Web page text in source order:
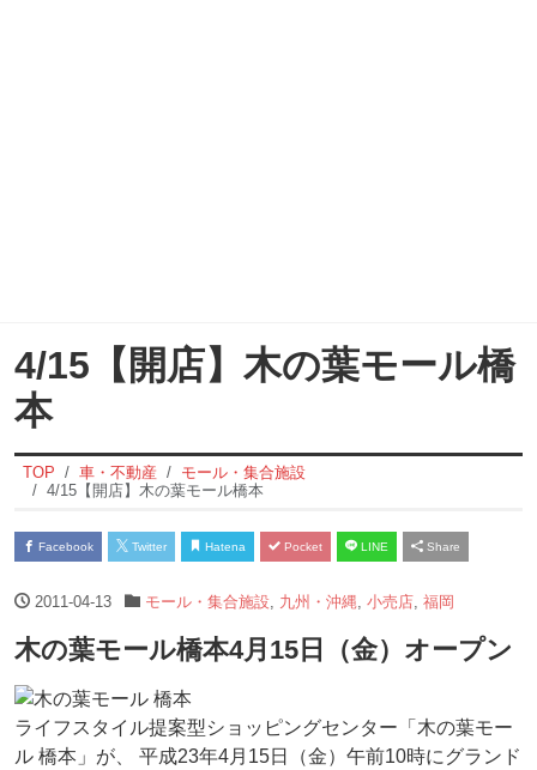
4/15【開店】木の葉モール橋
本
TOP 車・不動産
モール・集合施設
4/15【開店】木の葉モール橋本
Facebook Twitter Hatena Pocket LINE Share
2011-04-13 モール・集合施設, 九州・沖縄 小売店, 福岡
木の葉モール橋本4月15日（金）オープン
ライフスタイル提案型ショッピングセンター「木の葉モー
ル 橋本」が、 平成23年4月15日（金）午前10時にグランド